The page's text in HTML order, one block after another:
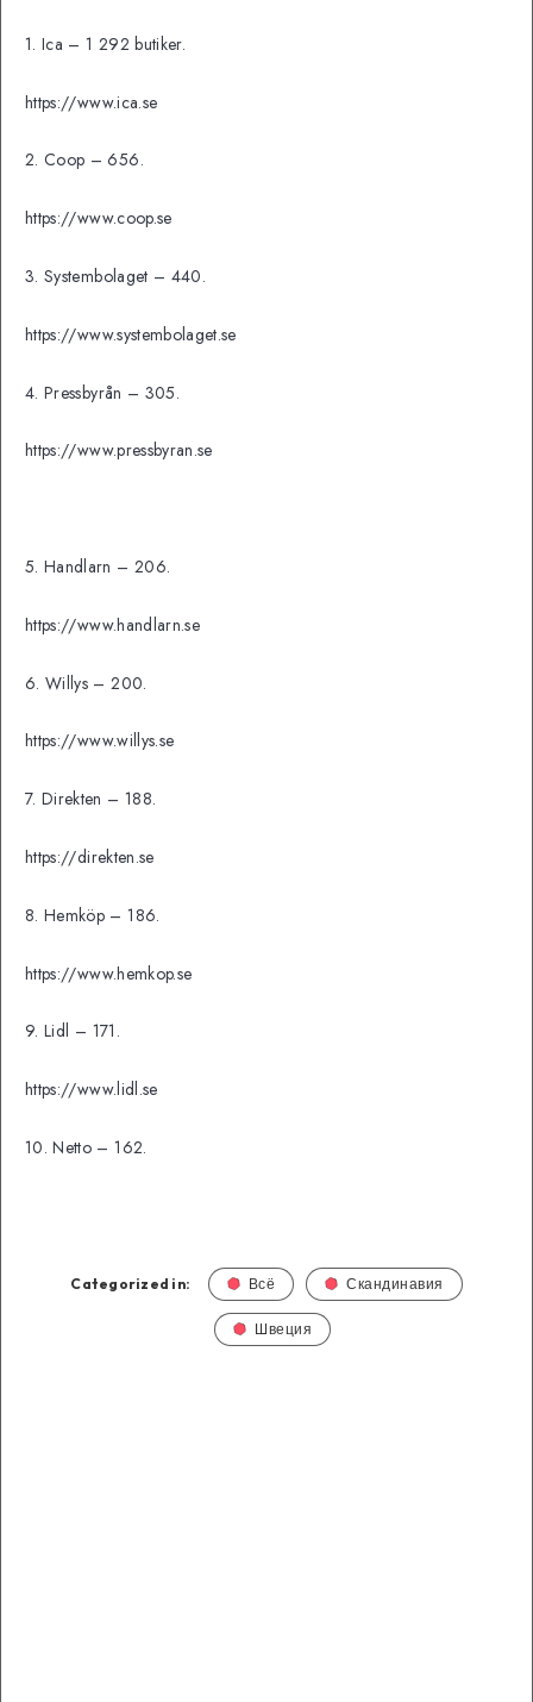
1. Ica – 1 292 butiker.
https://www.ica.se
2. Coop – 656.
https://www.coop.se
3. Systembolaget – 440.
https://www.systembolaget.se
4. Pressbyrån – 305.
https://www.pressbyran.se
5. Handlarn – 206.
https://www.handlarn.se
6. Willys – 200.
https://www.willys.se
7. Direkten – 188.
https://direkten.se
8. Hemköp – 186.
https://www.hemkop.se
9. Lidl – 171.
https://www.lidl.se
10. Netto – 162.
Categorized in: Всё Скандинавия
Швеция